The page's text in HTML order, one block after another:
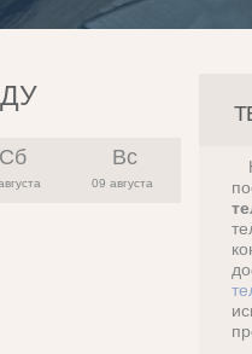
Сб Вс
09 августа